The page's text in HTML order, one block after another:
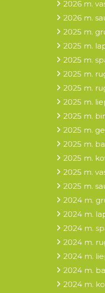
2026 m.
2026 m.
2025 m.
2025 m.
2025 m.
2025 m.
2025 m.
2025 m.
2025 m.
2025 m.
2025 m.
2025 m.
2025 m.
2025 m.
2024 m.
2024 m.
2024 m.
2024 m.
2024 m.
2024 m.
2024 m.